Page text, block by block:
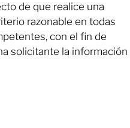
de que realice una
razonable en todas
con el fin de
solicitante la información